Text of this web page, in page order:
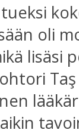
oli
lisäsi